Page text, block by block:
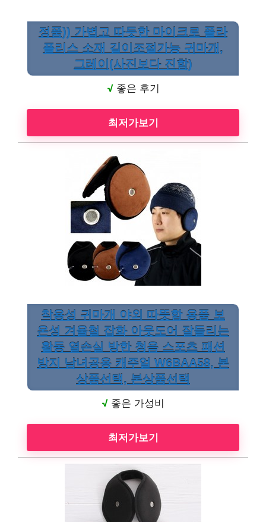
정품)) 가볍고 따듯한 마이크로 폴라
플리스 소재 길이조절가능 귀마개,
그레이(사진보다 진함)
√좋은 후기
최저가보기
착용성 귀마개 야외 따뜻함 용품 보
온성 겨울철 잡화 아웃도어 잘들리는
활동 열손실 방한 청음 스포츠 패션
방지 남녀공용 캐주얼 W6BAA58, 본
상품선택, 본상품선택
√ 좋은 가성비
최저가보기